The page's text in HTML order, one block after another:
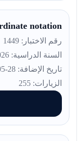
notation
رقم الاختبار: 1449
السنة الدراسية: 2025/2026
تاريخ الإضافة: 28-05-2026
الزيارات: 255